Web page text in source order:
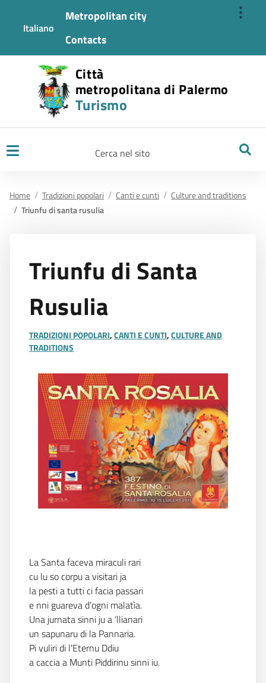
⋮
Italiano
Metropolitan city
Contacts
Città
metropolitana di Palermo
Turismo
Home Tradizioni popolari Canti e cunti
Culture and traditions
Triunfu di santa rusulia
Triunfu di Santa
Rusulia
TRADIZIONI POPOLARI,CANTI E CUNTI,CULTURE AND
TRADITIONS
La Santa faceva miraculi rari
cu lu so corpu a visitari ja
la pesti a tutti ci facia passari
e nni guareva d’ogni malatìa.
Una jurnata sinni ju a ‘llianari
un sapunaru di la Pannaria.
Pi vuliri di l’Eternu Ddiu
a caccia a Munti Piddirinu sinni iu.